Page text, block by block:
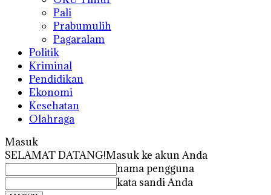
Pali
Prabumulih
Pagaralam
Politik
Kriminal
Pendidikan
Ekonomi
Kesehatan
Olahraga
Masuk
SELAMAT DATANG!Masuk ke akun Anda
nama pengguna
kata sandi Anda